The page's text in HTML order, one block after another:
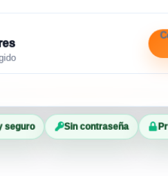
seguro Sin contraseña